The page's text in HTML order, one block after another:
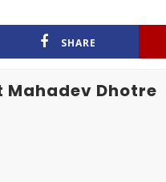
SHARE
Mahadev Dhotre